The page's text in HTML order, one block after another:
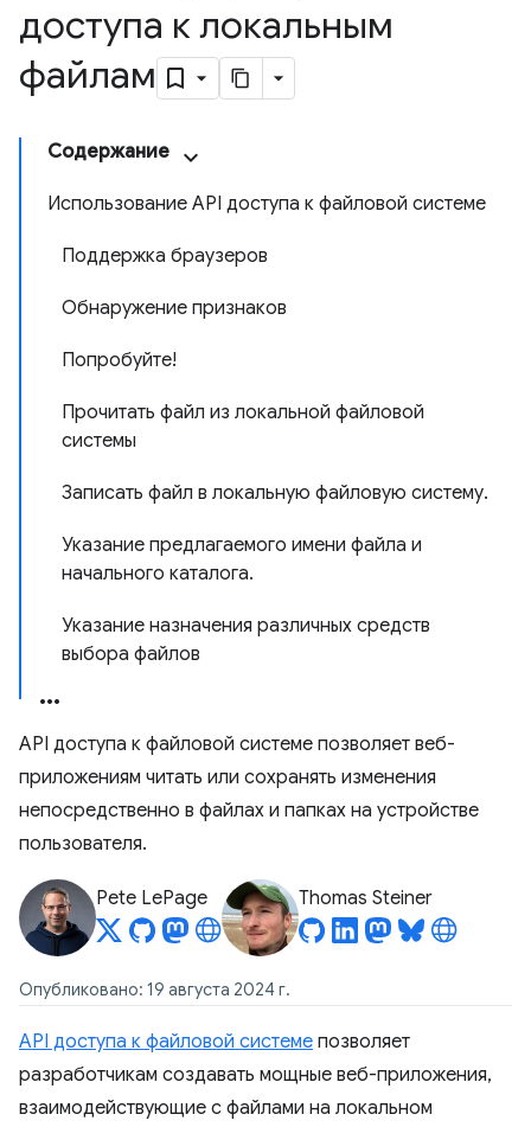
доступа к локальным
файлам
Содержание
Использование API доступа к файловой системе
Поддержка браузеров
Обнаружение признаков
Попробуйте!
Прочитать файл из локальной файловой
системы
Записать файл в локальную файловую систему.
Указание предлагаемого имени файла и
начального каталога.
Указание назначения различных средств
выбора файлов
API доступа к файловой системе позволяет веб-
приложениям читать или сохранять изменения
непосредственно в файлах и папках на устройстве
пользователя.
Pete LePage Thomas Steiner
Опубликовано: 19 августа 2024 г.
API доступа к файловой системе позволяет
разработчикам создавать мощные веб-приложения,
взаимодействующие с файлами на локальном